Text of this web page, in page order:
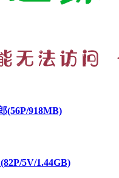
(56P/918MB)
5V/1.44GB)